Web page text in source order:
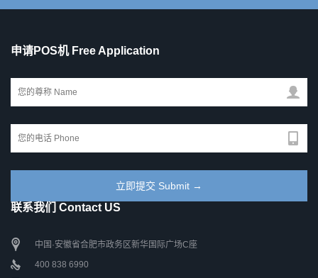
申请POS机 Free Application
联系我们 Contact US
中国·安徽省合肥市政务区新华国际广场C座
400 838 6990